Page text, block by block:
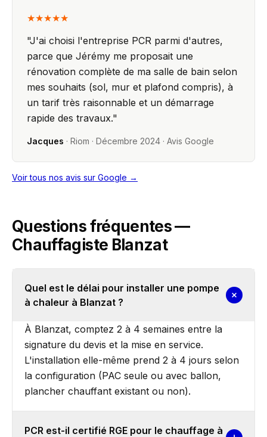
★★★★★
"J'ai choisi l'entreprise PCR parmi d'autres,
parce que Jérémy me proposait une
rénovation complète de ma salle de bain selon
mes souhaits (sol, mur et plafond compris), à
un tarif très raisonnable et un démarrage
rapide des travaux."
Jacques · Riom · Décembre 2024 · Avis Google
Voir tous nos avis sur Google →
Questions fréquentes —
Chauffagiste Blanzat
Quel est le délai pour installer une pompe
à chaleur à Blanzat ?
À Blanzat, comptez 2 à 4 semaines entre la
signature du devis et la mise en service.
L'installation elle-même prend 2 à 4 jours selon
la configuration (PAC seule ou avec ballon,
plancher chauffant existant ou non).
PCR est-il certifié RGE pour le chauffage à